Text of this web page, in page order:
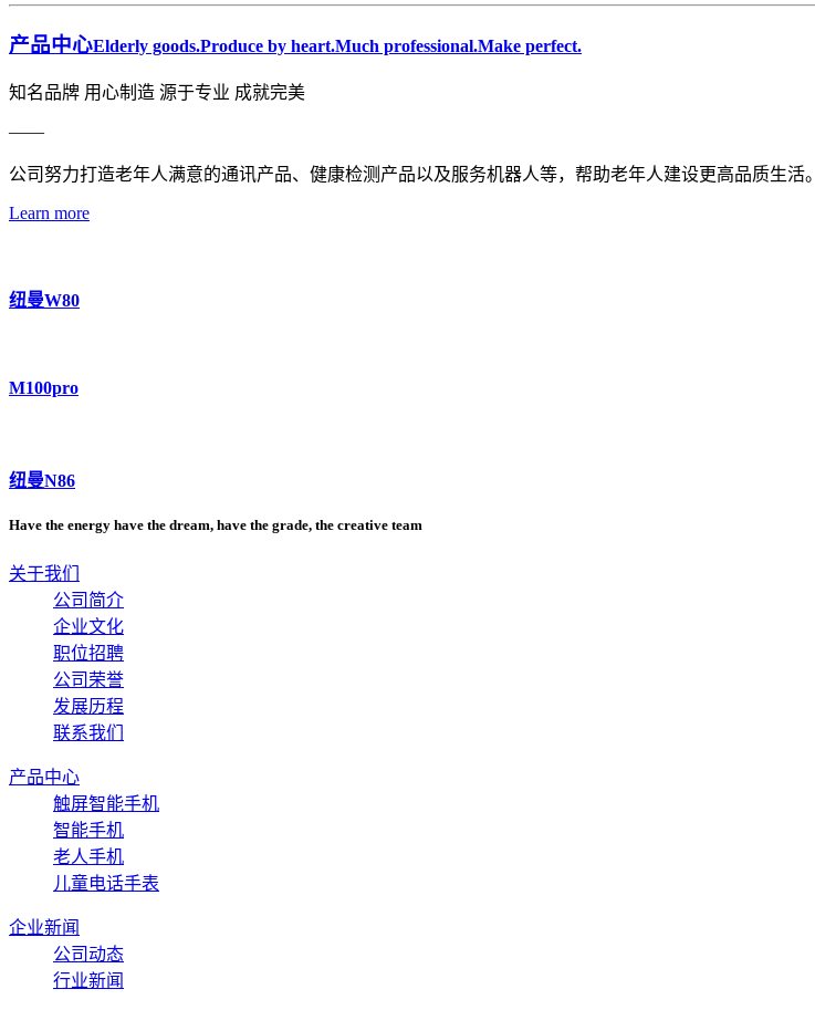
产品中心Elderly goods.Produce by heart.Much professional.Make perfect.
知名品牌 用心制造 源于专业 成就完美
——
公司努力打造老年人满意的通讯产品、健康检测产品以及服务机器人等，帮助老年人建设更高品质生活。
Learn more
纽曼W80
M100pro
纽曼N86
Have the energy have the dream, have the grade, the creative team
关于我们
公司简介
企业文化
职位招聘
公司荣誉
发展历程
联系我们
产品中心
触屏智能手机
智能手机
老人手机
儿童电话手表
企业新闻
公司动态
行业新闻